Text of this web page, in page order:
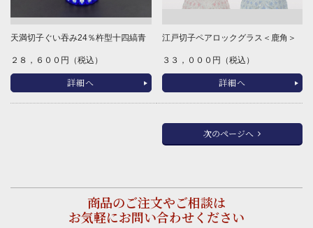
天満切子ぐい吞み24％杵型十四縞青
２８，６００円（税込）
詳細へ
江戸切子ペアロックグラス＜鹿角＞
３３，０００円（税込）
詳細へ
次のページへ
商品のご注文やご相談は
お気軽にお問い合わせください